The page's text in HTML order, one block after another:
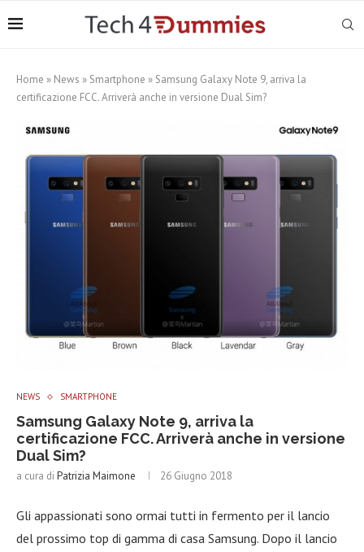
Home » News » Smartphone » Samsung Galaxy Note 9, arriva la
certificazione FCC. Arriverà anche in versione Dual Sim?
NEWS SMARTPHONE
Samsung Galaxy Note 9, arriva la
certificazione FCC. Arriverà anche in versione
Dual Sim?
a cura di Patrizia Maimone 26 Giugno 2018
Gli appassionati sono ormai tutti in fermento per il lancio
del prossimo top di gamma di casa Samsung. Dopo il lancio